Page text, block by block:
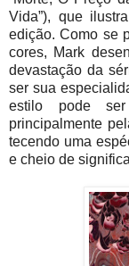
Vida”), que
edição. Como se
cores, Mark
devastação da
ser sua
estilo pode ser
principalmente
tecendo uma
e cheio de